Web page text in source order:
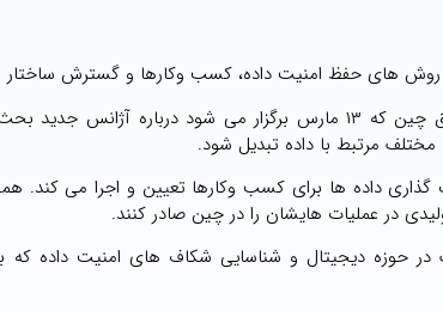
روش های حفظ امنیت داده، کسب وکارها و گسترش ساختار
به گفته منابع آگاه در جلسه سالانه کنگره ملی خلق چین که ۱۳ مارس برگزار
مرتبط با داده تبدیل شود.
گذاری داده ها برای کسب وکارها تعیین و اجرا می کند.
در عملیات هایشان را در چین صادر کنند.
در حوزه دیجیتال و شناسایی شکاف های امنیت داده